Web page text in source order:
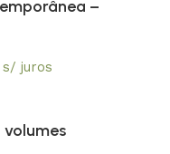
–
s/ juros
volumes